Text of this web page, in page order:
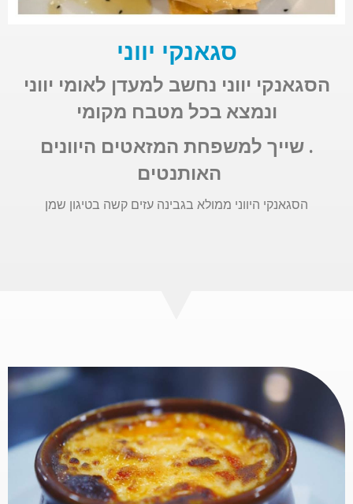
סגאנקי יווני
הסגאנקי יווני נחשב למעדן לאומי יווני
ונמצא בכל מטבח מקומי
. שייך למשפחת המזאטים היוונים
האותנטים
הסגאנקי היווני ממולא בגבינה עזים קשה בטיגון שמן